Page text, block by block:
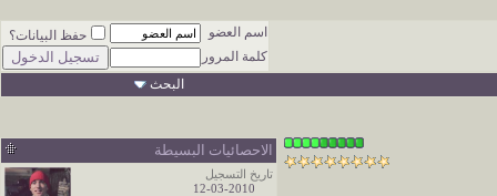
اسم العضو
حفظ البيانات؟
كلمة المرور
البحث
الاحصائيات البسيطة
تاريخ التسجيل
12-03-2010